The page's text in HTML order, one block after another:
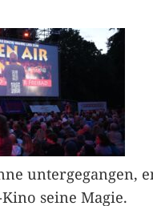
untergegangen,
seine Magie.